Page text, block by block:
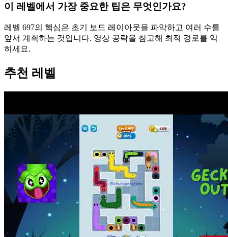
이 레벨에서 가장 중요한 팁은 무엇인가요?
레벨 697의 핵심은 초기 보드 레이아웃을 파악하고 여러 수를
앞서 계획하는 것입니다. 영상 공략을 참고해 최적 경로를 익
히세요.
추천 레벨